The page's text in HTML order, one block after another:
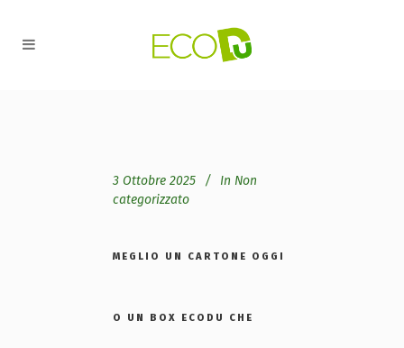
3 Ottobre 2025 In Non
categorizzato
MEGLIO UN CARTONE OGGI
O UN BOX ECODU CHE